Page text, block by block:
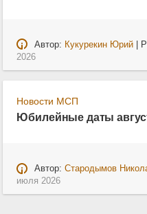
Автор: Кукурекин Юрий|
2026
Новости МСП
Юбилейные даты
Автор: Стародымов
июля 2026